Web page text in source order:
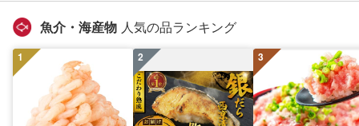
お弁当 hannba-gu ラ
魚介・海産物 人気の品ランキング
1 2 3